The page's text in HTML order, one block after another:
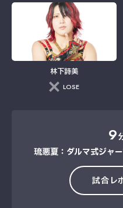
林下詩美
LOSE
9
琉悪夏：ダルマ式ジャ
試合レ